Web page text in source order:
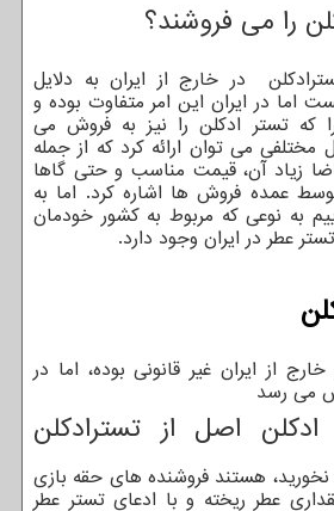
را می فروشند؟
در خارج از ایران به دلایل
اما در ایران این امر متفاوت بوده و
که تستر ادکلن را نیز به فروش می
مختلفی می توان ارائه کرد که از جمله
زیاد آن، قیمت مناسب و حتی گاها
عمده فروش ها اشاره کرد. اما به
به نوعی که مربوط به کشور خودمان
عطر در ایران وجود دارد.
از ایران غیر قانونی بوده، اما در
می رسد
اصل از تسترادکلن
هستند فروشنده های حقه بازی
عطر ریخته و با ادعای تستر عطر